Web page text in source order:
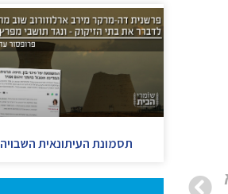
תסמונת העיתונאית השבויה